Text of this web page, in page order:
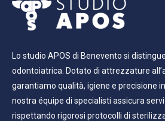
Lo studio APOS di Benevento si
odontoiatrica. Dotato di attrezzature
garantiamo qualità, igiene e precisione
nostra équipe di specialisti assicura
rispettando rigorosi protocolli di